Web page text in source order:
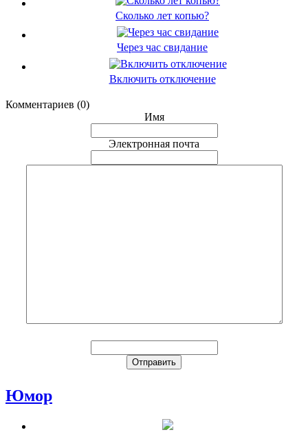
Сколько лет копью?
Через час свидание
Включить отключение
Комментариев (0)
Имя
Электронная почта
Юмор